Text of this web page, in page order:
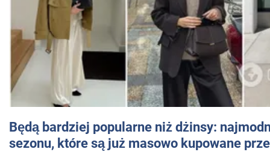
Będą bardziej popularne niż dżinsy:
sezonu, które są już masowo kupowane